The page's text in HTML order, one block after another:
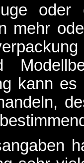
oder
mehr
kann